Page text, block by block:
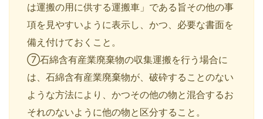
は運搬の用に供する運搬車」である旨その他の事
項を見やすいように表示し、かつ、必要な書面を
備え付けておくこと。
⑦石綿含有産業廃棄物の収集運搬を行う場合に
は、石綿含有産業廃棄物が、破砕することのない
ような方法により、かつその他の物と混合するお
それのないように他の物と区分すること。